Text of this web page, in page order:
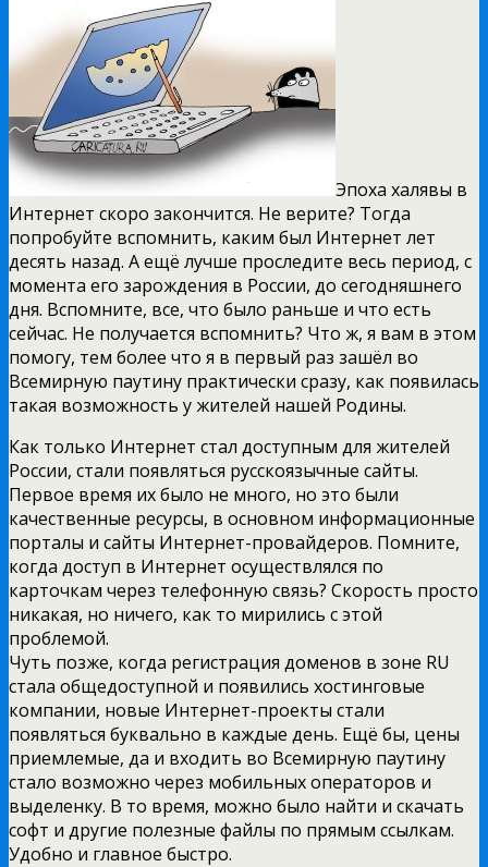
Эпоха халявы в
Интернет скоро закончится. Не верите? Тогда
попробуйте вспомнить, каким был Интернет лет
десять назад. А ещё лучше проследите весь период, с
момента его зарождения в России, до сегодняшнего
дня. Вспомните, все, что было раньше и что есть
сейчас. Не получается вспомнить? Что ж, я вам в этом
помогу, тем более что я в первый раз зашёл во
Всемирную паутину практически сразу, как появилась
такая возможность у жителей нашей Родины.
Как только Интернет стал доступным для жителей
России, стали появляться русскоязычные сайты.
Первое время их было не много, но это были
качественные ресурсы, в основном информационные
порталы и сайты Интернет-провайдеров. Помните,
когда доступ в Интернет осуществлялся по
карточкам через телефонную связь? Скорость просто
никакая, но ничего, как то мирились с этой
проблемой.
Чуть позже, когда регистрация доменов в зоне RU
стала общедоступной и появились хостинговые
компании, новые Интернет-проекты стали
появляться буквально в каждые день. Ещё бы, цены
приемлемые, да и входить во Всемирную паутину
стало возможно через мобильных операторов и
выделенку. В то время, можно было найти и скачать
софт и другие полезные файлы по прямым ссылкам.
Удобно и главное быстро.